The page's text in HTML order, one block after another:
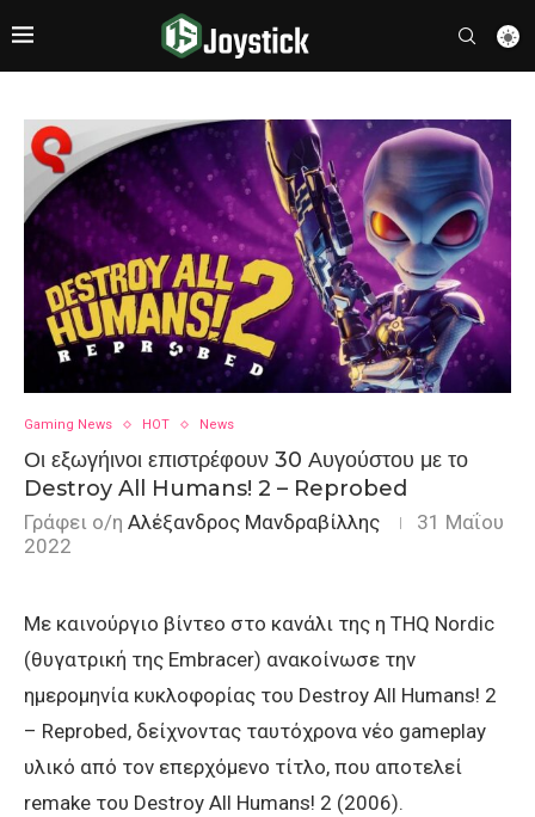
Gaming News HOT News
Οι εξωγήινοι επιστρέφουν 30 Αυγούστου με το
Destroy All Humans! 2 – Reprobed
Γράφει ο/η Αλέξανδρος Μανδραβίλλης
31 Μαΐου
2022
Με καινούργιο βίντεο στο κανάλι της η THQ Nordic
(θυγατρική της Embracer) ανακοίνωσε την
ημερομηνία κυκλοφορίας του Destroy All Humans! 2
– Reprobed, δείχνοντας ταυτόχρονα νέο gameplay
υλικό από τον επερχόμενο τίτλο, που αποτελεί
remake του Destroy All Humans! 2 (2006).